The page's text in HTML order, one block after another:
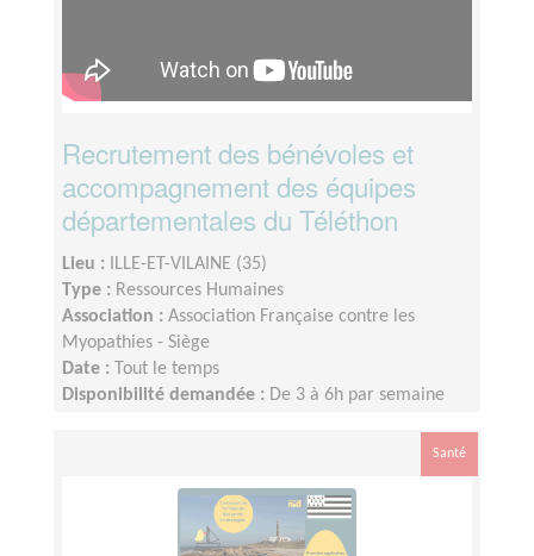
Recrutement des bénévoles et
accompagnement des équipes
départementales du Téléthon
Lieu :
ILLE-ET-VILAINE (35)
Type : Ressources Humaines
Association : Association Française contre les
Myopathies - Siège
Date :
Tout le temps
Disponibilité demandée : De 3 à 6h par semaine
Santé